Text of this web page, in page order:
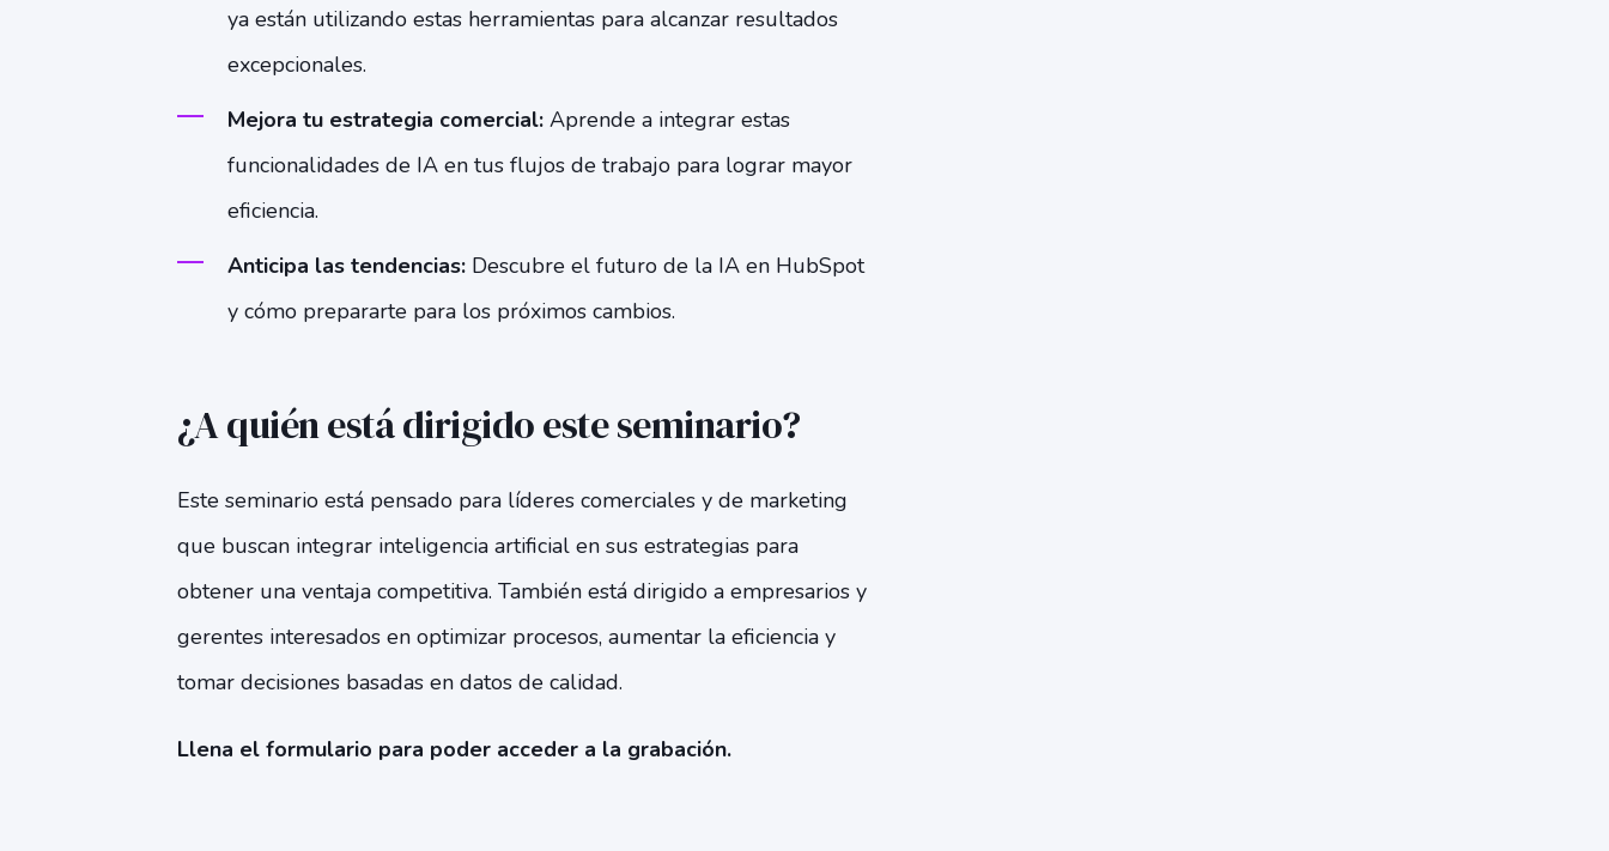
ya están utilizando estas herramientas para alcanzar resultados
excepcionales.
Mejora tu estrategia comercial:Aprende a integrar estas
funcionalidades de IA en tus flujos de trabajo para lograr mayor
eficiencia.
Anticipa las tendencias:Descubre el futuro de la IA en HubSpot
y cómo prepararte para los próximos cambios.
¿A quién está dirigido este seminario?
Este seminario está pensado para líderes comerciales y de marketing
que buscan integrar inteligencia artificial en sus estrategias para
obtener una ventaja competitiva. También está dirigido a empresarios y
gerentes interesados en optimizar procesos, aumentar la eficiencia y
tomar decisiones basadas en datos de calidad.
Llena el formulario para poder acceder a la grabación.